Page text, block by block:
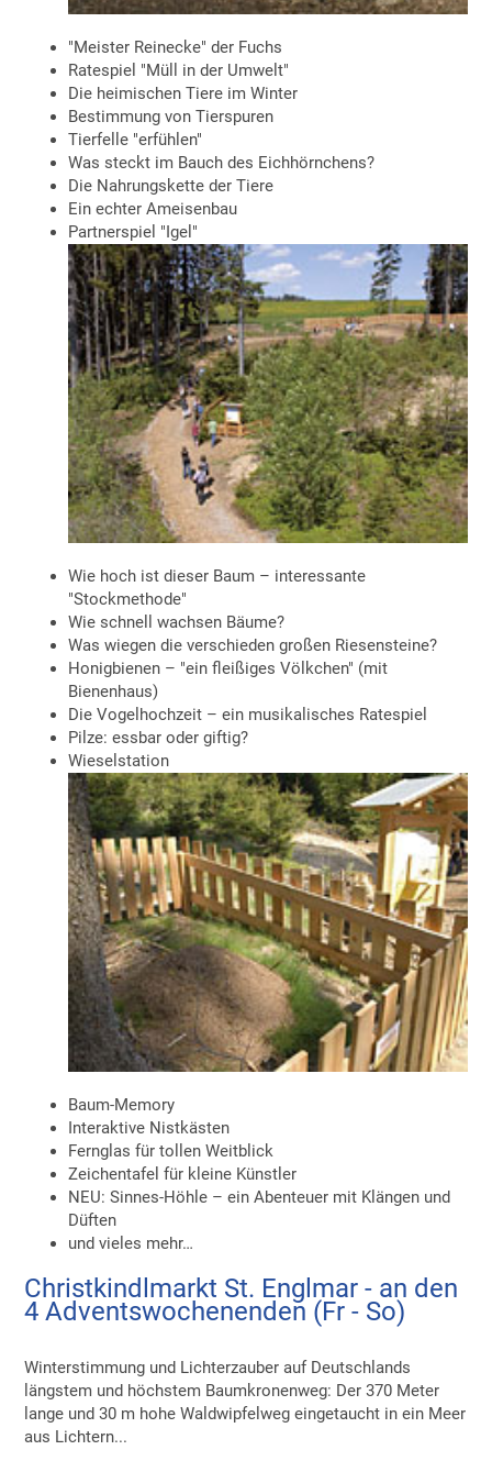
"Meister Reinecke" der Fuchs
Ratespiel "Müll in der Umwelt"
Die heimischen Tiere im Winter
Bestimmung von Tierspuren
Tierfelle "erfühlen"
Was steckt im Bauch des Eichhörnchens?
Die Nahrungskette der Tiere
Ein echter Ameisenbau
Partnerspiel "Igel"
Wie hoch ist dieser Baum – interessante
"Stockmethode"
Wie schnell wachsen Bäume?
Was wiegen die verschieden großen Riesensteine?
Honigbienen – "ein fleißiges Völkchen" (mit
Bienenhaus)
Die Vogelhochzeit – ein musikalisches Ratespiel
Pilze: essbar oder giftig?
Wieselstation
Baum-Memory
Interaktive Nistkästen
Fernglas für tollen Weitblick
Zeichentafel für kleine Künstler
NEU: Sinnes-Höhle – ein Abenteuer mit Klängen und
Düften
und vieles mehr…
Christkindlmarkt St. Englmar - an den
4 Adventswochenenden (Fr - So)
Winterstimmung und Lichterzauber auf Deutschlands
längstem und höchstem Baumkronenweg: Der 370 Meter
lange und 30 m hohe Waldwipfelweg eingetaucht in ein Meer
aus Lichtern...